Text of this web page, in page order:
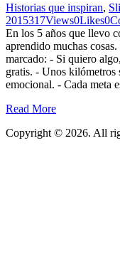
Historias que inspiran,
2015317Views0Likes0
En los 5 años que llevo
aprendido muchas
marcado: - Si quiero
gratis. - Unos kilómetros
emocional. - Cada meta
Read More
Copyright © 2026. All